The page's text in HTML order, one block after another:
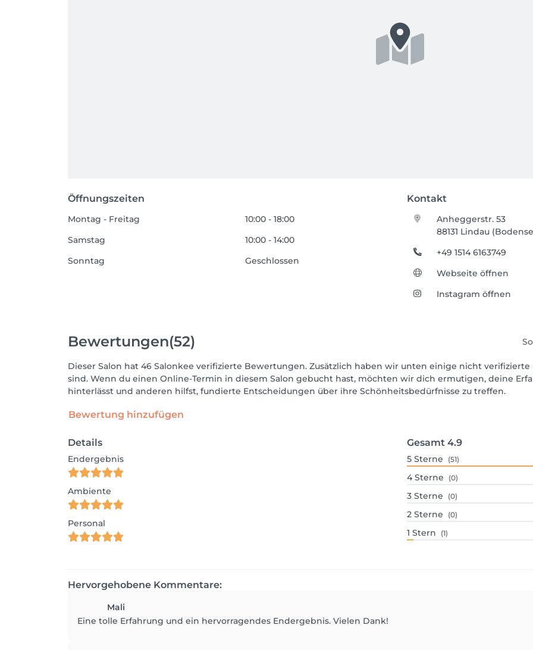
Öffnungszeiten Kontakt
Montag - Freitag
10:00 - 18:00
Samstag
10:00 - 14:00
Sonntag
Geschlossen
Anheggerstr. 53
88131 Lindau
+49 1514 6163749
Webseite öffnen
Instagram öffnen
Bewertungen(52)
Dieser Salon hat 46 Salonkee verifizierte Bewertungen. Zusätzlich haben wir unten einige nicht
sind. Wenn du einen Online-Termin in diesem Salon gebucht hast, möchten wir dich ermutigen, deine
hinterlässt und anderen hilfst, fundierte Entscheidungen über ihre Schönheitsbedürfnisse zu treffen.
Bewertung hinzufügen
Details
Endergebnis
Ambiente
Personal
Gesamt 4.9
5 Sterne (51)
4 Sterne (0)
3 Sterne (0)
2 Sterne (0)
1 Stern (1)
Hervorgehobene Kommentare:
Mali
Eine tolle Erfahrung und ein hervorragendes Endergebnis. Vielen Dank!